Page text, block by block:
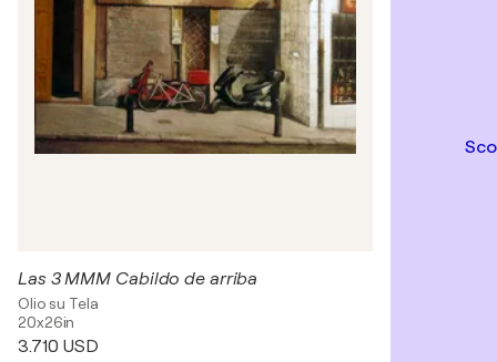
Las 3 MMM Cabildo de arriba
Olio su Tela
20x26in
3.710 USD